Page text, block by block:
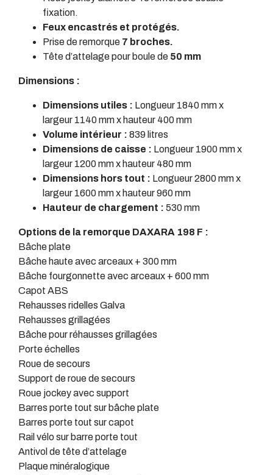
fixation.
Feux encastrés et protégés.
Prise de remorque 7 broches.
Tête d’attelage pour boule de 50 mm
Dimensions :
Dimensions utiles : Longueur 1840 mm x
largeur 1140 mm x hauteur 400 mm
Volume intérieur : 839 litres
Dimensions de caisse : Longueur 1900 mm x
largeur 1200 mm x hauteur 480 mm
Dimensions hors tout : Longueur 2800 mm x
largeur 1600 mm x hauteur 960 mm
Hauteur de chargement : 530 mm
Options de la remorque DAXARA 198 F :
Bâche plate
Bâche haute avec arceaux + 300 mm
Bâche fourgonnette avec arceaux + 600 mm
Capot ABS
Rehausses ridelles Galva
Rehausses grillagées
Bâche pour réhausses grillagées
Porte échelles
Roue de secours
Support de roue de secours
Roue jockey avec support
Barres porte tout sur bâche plate
Barres porte tout sur capot
Rail vélo sur barre porte tout
Antivol de tête d’attelage
Plaque minéralogique